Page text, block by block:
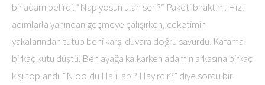
bir adam belirdi. “Napıyosun ulan sen?” Paketi bıraktım. Hızlı
adımlarla yanından geçmeye çalışırken, ceketimin
yakalarından tutup beni karşı duvara doğru savurdu. Kafama
birkaç kutu düştü. Ben ayağa kalkarken adamın arkasına birkaç
kişi toplandı. “N’ooldu Halil abi? Hayırdır?” diye sordu bir